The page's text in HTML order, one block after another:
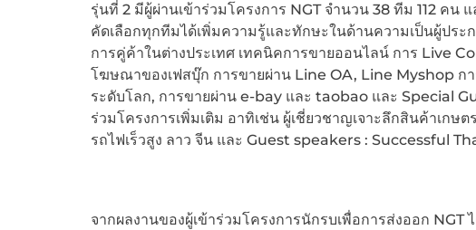
รุ่นที่ 2 มีผู้ผ่านเข้าร่วมโครงการ NGT จำนวน 38 ทีม 112 คน
คัดเลือกทุกทีมได้เพิ่มความรู้และทักษะในด้านความเป็นผู้ปร
การคู่ค้าในต่างประเทศ เทคนิคการขายออนไลน์ การ Live
โฆษณาของเฟสบุ๊ก การขายผ่าน Line OA, Line Myshop ก
ระดับโลก, การขายผ่าน e-bay และ taobao และ Special
ร่วมโครงการเพิ่มเติม อาทิเช่น ผู้เชี่ยวชาญเจาะลึกสินค้าเก
รถไฟเร็วสูง ลาว จีน และ Guest speakers : Successful
จากผลงานของผู้เข้าร่วมโครงการนักรบเพื่อการส่งออก